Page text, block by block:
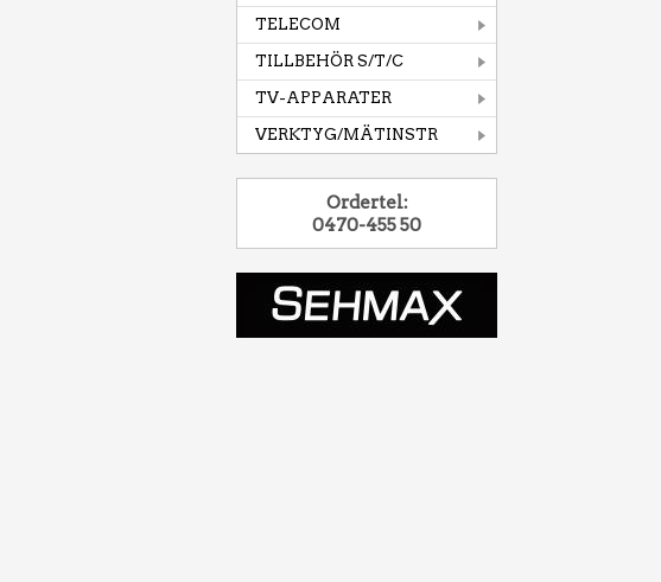
TELECOM
TILLBEHÖR S/T/C
TV-APPARATER
VERKTYG/MÄTINSTR
Ordertel:
0470-455 50